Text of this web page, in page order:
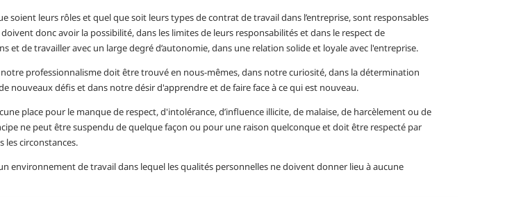
soient leurs rôles et quel que soit leurs types de contrat de travail dans l’entreprise, sont responsables
donc avoir la possibilité, dans les limites de leurs responsabilités et dans le respect de
et de travailler avec un large degré d’autonomie, dans une relation solide et loyale avec l'entreprise.
professionnalisme doit être trouvé en nous-mêmes, dans notre curiosité, dans la détermination
nouveaux défis et dans notre désir d'apprendre et de faire face à ce qui est nouveau.
place pour le manque de respect, d'intolérance, d’influence illicite, de malaise, de harcèlement ou de
ne peut être suspendu de quelque façon ou pour une raison quelconque et doit être respecté par
les circonstances.
environnement de travail dans lequel les qualités personnelles ne doivent donner lieu à aucune